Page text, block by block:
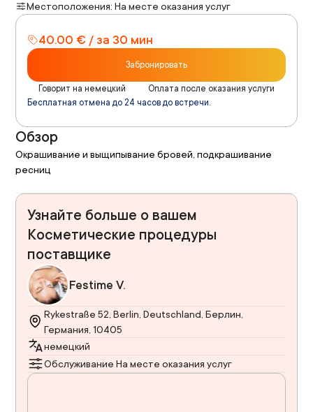
Местоположения: На месте оказания услуг
40.00 € / за 30 мин
Забронировать
Говорит на немецкий
Оплата после оказания услуги
Бесплатная отмена до 24 часов до встречи.
Обзор
Окрашивание и выщипывание бровей, подкрашивание
ресниц
Узнайте больше о вашем
Косметические процедуры
поставщике
Festime V.
Rykestraße 52, Berlin, Deutschland, Берлин,
Германия, 10405
немецкий
Обслуживание На месте оказания услуг